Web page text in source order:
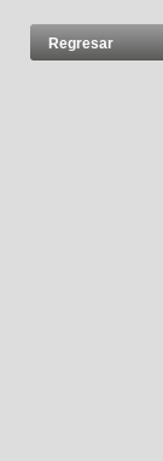
Regresar